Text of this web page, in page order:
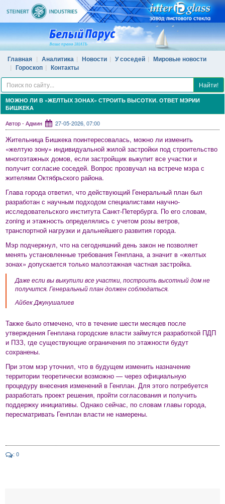
Главная Аналитика Новости У соседей
Мировые новости
Гороскоп
Контакты
Найти!
МОЖНО ЛИ В «ЖЕЛТЫХ ЗОНАХ» СТРОИТЬ ВЫСОТКИ. ОТВЕТ МЭРИИ
БИШКЕКА
Автор - Админ 27-05-2026, 07:00
Жительница Бишкека поинтересовалась, можно ли изменить
«желтую зону» индивидуальной жилой застройки под строительство
многоэтажных домов, если застройщик выкупит все участки и
получит согласие соседей. Вопрос прозвучал на встрече мэра с
жителями Октябрьского района.
Глава города ответил, что действующий Генеральный план был
разработан с научным подходом специалистами научно-
исследовательского института Санкт-Петербурга. По его словам,
zoning и этажность определялись с учетом розы ветров,
транспортной нагрузки и дальнейшего развития города.
Мэр подчеркнул, что на сегодняшний день закон не позволяет
менять установленные требования Генплана, а значит в «желтых
зонах» допускается только малоэтажная частная застройка.
Даже если вы выкупили все участки, построить высотный дом не
получится. Генеральный план должен соблюдаться.
Айбек Джунушалиев
Также было отмечено, что в течение шести месяцев после
утверждения Генплана городские власти займутся разработкой ПДП
и ПЗЗ, где существующие ограничения по этажности будут
сохранены.
При этом мэр уточнил, что в будущем изменить назначение
территории теоретически возможно — через официальную
процедуру внесения изменений в Генплан. Для этого потребуется
разработать проект решения, пройти согласования и получить
поддержку инициативы. Однако сейчас, по словам главы города,
пересматривать Генплан власти не намерены.
: 0